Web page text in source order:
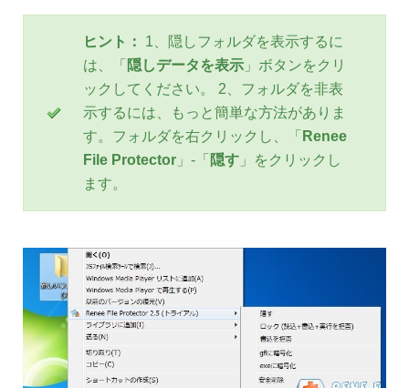
ヒント：
1、隠しフォルダを表示するに
は、「 隠しデータを表示 」ボタンをクリ
ックしてください。 2、フォルダを非表
示するには、もっと簡単な方法がありま
す。フォルダを右クリックし、「 Renee
File Protector 」-「 隠す 」をクリックし
ます。